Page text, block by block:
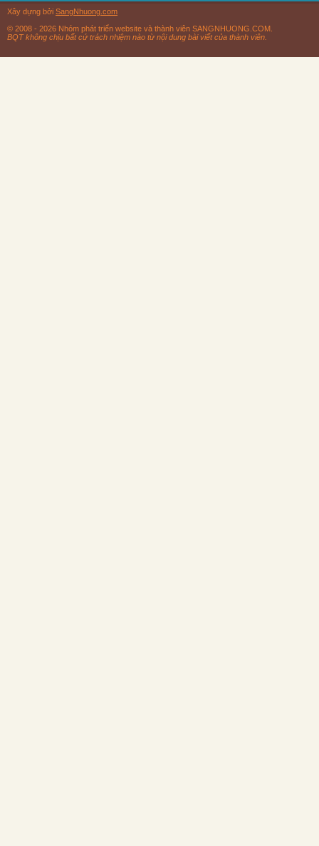
Xây dựng bởi SangNhuong.com
© 2008 - 2026 Nhóm phát triển website và thành viên SANGNHUONG.COM.
BQT không chịu bất cứ trách nhiệm nào từ nội dung bài viết của thành viên.